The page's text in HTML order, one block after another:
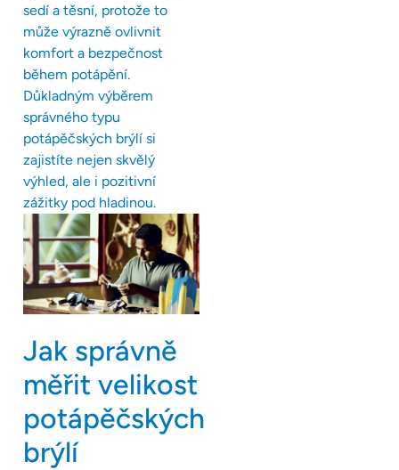
sedí a těsní, protože to
může výrazně ovlivnit
komfort a bezpečnost
během potápění.
Důkladným výběrem
správného typu
potápěčských brýlí si
zajistíte nejen skvělý
výhled, ale i pozitivní
zážitky pod hladinou.
Jak správně
měřit velikost
potápěčských
brýlí